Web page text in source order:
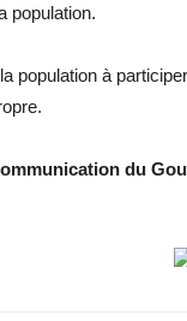
population.
population à
du